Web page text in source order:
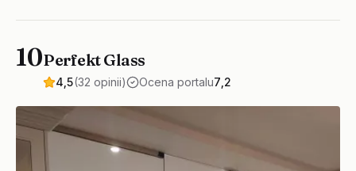
10Perfekt Glass
4,5(32 opinii) Ocena portalu7,2